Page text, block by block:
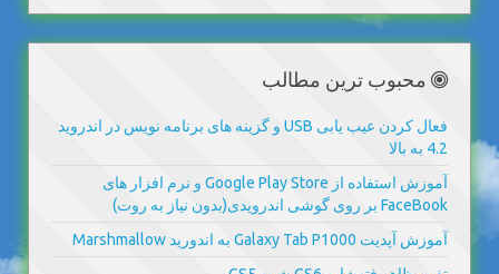
محبوب ترین مطالب
فعال کردن عیب یابی USB و گزینه های برنامه نویس در اندروید
4.2 به بالا
آموزش استفاده از Google Play Store و نرم افزار های
FaceBook بر روی گوشی اندرویدی(بدون نیاز به روت)
آموزش آپدیت Galaxy Tab P1000 به اندورید Marshmallow